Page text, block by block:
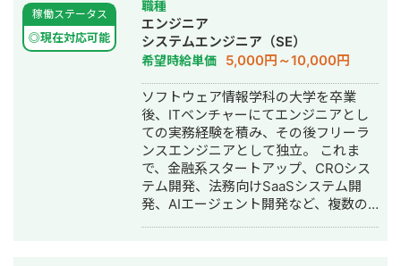
人で開発すると品質が落ちやすいた
め、要件定義からプログラミング含め
自身1人で全て完結することにより、１
つ１つのシステムの品質にこだわって
開発する方針をとっている。開発速度
も早く、品質の良いサービスを最速か
つ他より安い価格で開発できる。 得意
領域はAI開発・Web開発・スマホアプ
リ・社内システムなどITシステム全般
の開発。 インタビュー記事はこちら
稼働ステータス
◎現在対応可能
行・SEO対策・新規事業立上・SNS運
用代行・記事作成代行・ライティン
グ・翻訳・ホームページ制作・作成・
バナー制作・デザイン・ロゴデザイ
ン・作成・イラスト制作・動画制作・
動画編集・AI活用
職種
エンジニア
システムエンジニア（SE）
希望時給単価 5,000円～10,000円
ソフトウェア情報学科の大学を卒業
後、ITベンチャーにてエンジニアとし
ての実務経験を積み、その後フリーラ
ンスエンジニアとして独立。 これま
で、金融系スタートアップ、CROシス
テム開発、法務向けSaaSシステム開
発、AIエージェント開発など、複数の